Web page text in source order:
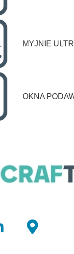
MYJNIE
OKNA